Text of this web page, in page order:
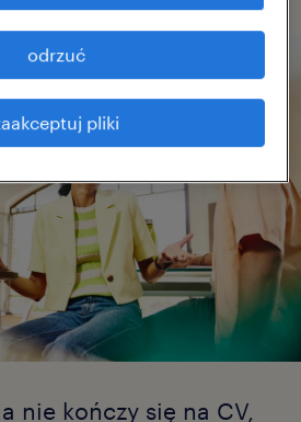
nie kończy się na CV,
pliki
odrzuć